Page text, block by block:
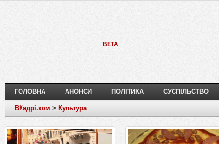
BETA
ГОЛОВНА АНОНСИ ПОЛІТИКА СУСПІЛЬСТВО
ВКадрі.ком > Культура